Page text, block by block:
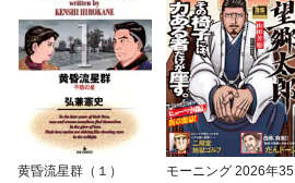
黄昏流星群（１）
モーニング 2026年35